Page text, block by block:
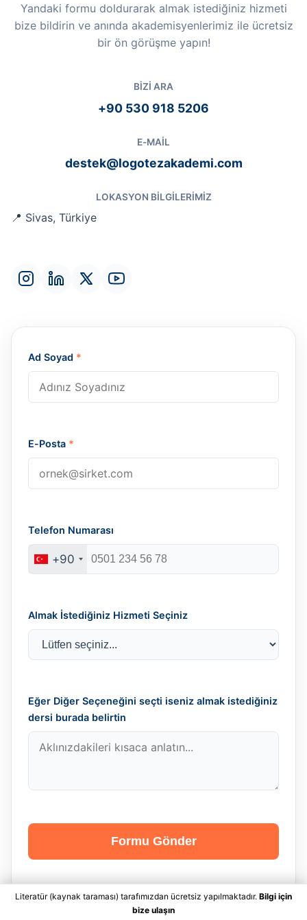
Yandaki formu doldurarak almak istediğiniz hizmeti
bize bildirin ve anında akademisyenlerimiz ile ücretsiz
bir ön görüşme yapın!
BIZI ARA
+90 530 918 5206
E-MAIL
destek@logotezakademi.com
LOKASYON BILGILERIMIZ
📍 Sivas, Türkiye
Ad Soyad *
E-Posta *
Telefon Numarası
+90
Almak İstediğiniz Hizmeti Seçiniz
Eğer Diğer Seçeneğini seçti iseniz almak istediğiniz
dersi burada belirtin
Formu Gönder
Literatür (kaynak taraması) tarafımızdan ücretsiz yapılmaktadır. Bilgi için
bize ulaşın